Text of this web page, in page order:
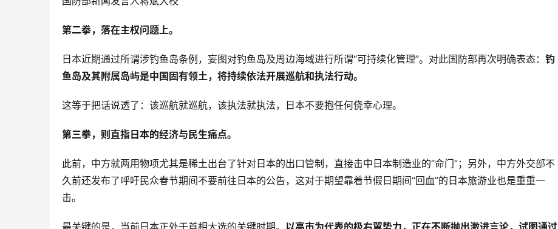
第二拳，落在主权问题上。
日本近期通过所谓涉钓鱼岛条例，妄图对钓鱼岛及周边海域进行所谓“可持续化管理”。对此国防部再次明确表态： 钓
鱼岛及其附属岛屿是中国固有领土，将持续依法开展巡航和执法行动。
这等于把话说透了：该巡航就巡航，该执法就执法，日本不要抱任何侥幸心理。
第三拳，则直指日本的经济与民生痛点。
此前，中方就两用物项尤其是稀土出台了针对日本的出口管制，直接击中日本制造业的“命门”；另外，中方外交部不
久前还发布了呼吁民众春节期间不要前往日本的公告，这对于期望靠着节假日期间“回血”的日本旅游业也是重重一
击。